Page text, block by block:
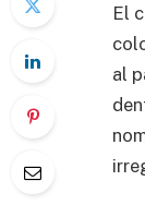
El
al